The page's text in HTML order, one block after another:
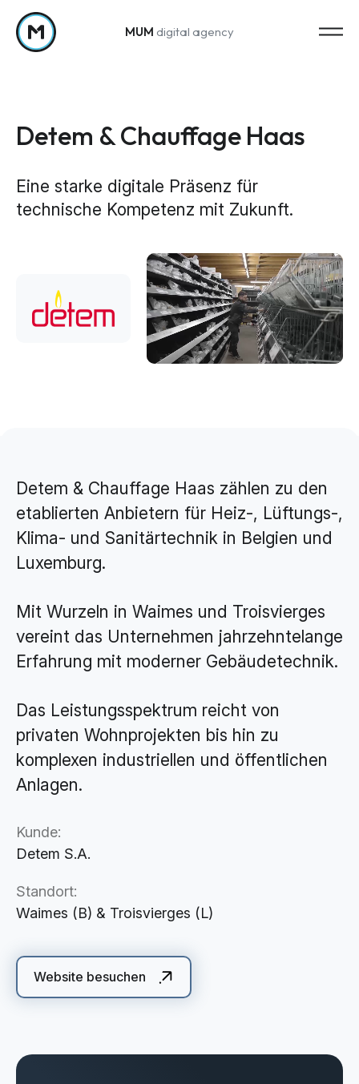
Zum Inhalt springen
MUM digital agency
Web Analytics & Reporting
Creation
360° Marketing
Search-Marketing (SEO/GEO)
Online Werbung (SEA/SMA)
Social Media Marketing (SMM)
Applications
CMS - Content Management System
Cloud Services
KI-Lösungen
Detem & Chauffage Haas
Eine starke digitale Präsenz für
technische Kompetenz mit Zukunft.
Kunde:
Detem S.A.
Standort:
Waimes (B) & Troisvierges (L)
Website besuchen
Detem & Chauffage Haas zählen zu den
etablierten Anbietern für Heiz-, Lüftungs-,
Klima- und Sanitärtechnik in Belgien und
Luxemburg.
Mit Wurzeln in Waimes und Troisvierges
vereint das Unternehmen jahrzehntelange
Erfahrung mit moderner Gebäudetechnik.
Das Leistungsspektrum reicht von
privaten Wohnprojekten bis hin zu
komplexen industriellen und öffentlichen
Anlagen.